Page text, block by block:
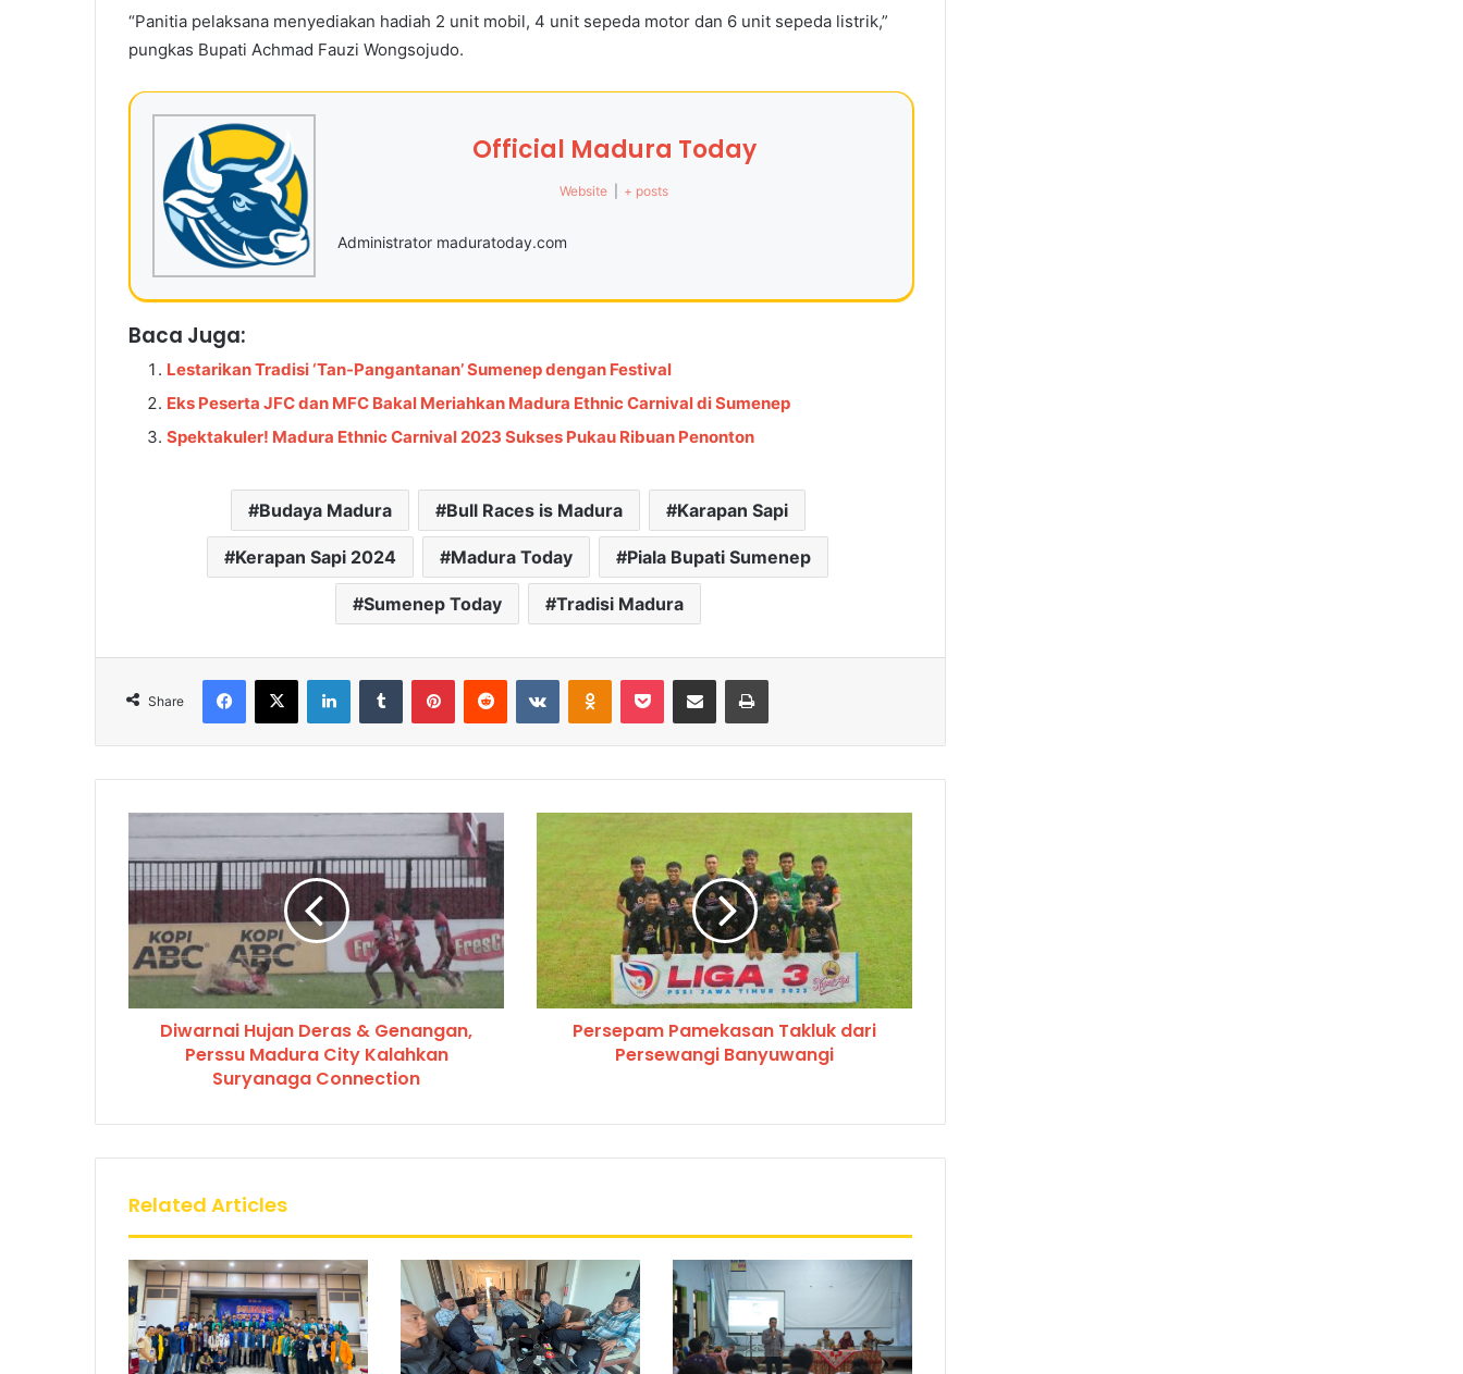
“Panitia pelaksana menyediakan hadiah 2 unit mobil, 4 unit sepeda motor dan 6 unit sepeda listrik,”
pungkas Bupati Achmad Fauzi Wongsojudo.
Official Madura Today
Website + posts
Administrator maduratoday.com
Baca Juga:
Lestarikan Tradisi ‘Tan-Pangantanan’ Sumenep dengan Festival
Eks Peserta JFC dan MFC Bakal Meriahkan Madura Ethnic Carnival di Sumenep
Spektakuler! Madura Ethnic Carnival 2023 Sukses Pukau Ribuan Penonton
Budaya Madura Bull Races is Madura Karapan Sapi
Kerapan Sapi 2024 Madura Today Piala Bupati Sumenep
Sumenep Today Tradisi Madura
Share
Diwarnai Hujan Deras & Genangan,
Perssu Madura City Kalahkan
Suryanaga Connection
Persepam Pamekasan Takluk dari
Persewangi Banyuwangi
Related Articles